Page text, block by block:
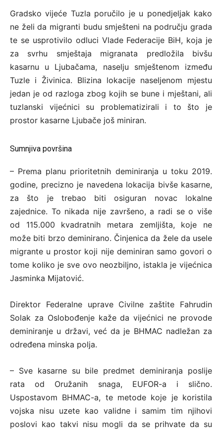
Gradsko vijeće Tuzla poručilo je u ponedjeljak kako
ne želi da migranti budu smješteni na području grada
te se usprotivilo odluci Vlade Federacije BiH, koja je
za svrhu smještaja migranata predložila bivšu
kasarnu u Ljubačama, naselju smještenom između
Tuzle i Živinica. Blizina lokacije naseljenom mjestu
jedan je od razloga zbog kojih se bune i mještani, ali
tuzlanski vijećnici su problematizirali i to što je
prostor kasarne Ljubače još miniran.
Sumnjiva površina
– Prema planu prioritetnih deminiranja u toku 2019.
godine, precizno je navedena lokacija bivše kasarne,
za što je trebao biti osiguran novac lokalne
zajednice. To nikada nije završeno, a radi se o više
od 115.000 kvadratnih metara zemljišta, koje ne
može biti brzo​ deminirano. Činjenica da žele da usele
migrante u prostor koji nije deminiran samo govori o
tome koliko je sve ovo neozbiljno, istakla je vijećnica
Jasminka Mijatović.
Direktor Federalne uprave Civilne zaštite Fahrudin
Solak za Oslobođenje kaže da vijećnici ne provode
deminiranje u državi, već da je BHMAC nadležan za
određena minska polja.
– Sve kasarne su bile predmet deminiranja poslije
rata od Oružanih snaga, EUFOR-a i slično.
Uspostavom BHMAC-a, te metode koje je koristila
vojska nisu uzete kao validne i samim tim njihovi
poslovi kao takvi nisu mogli da se prihvate da su